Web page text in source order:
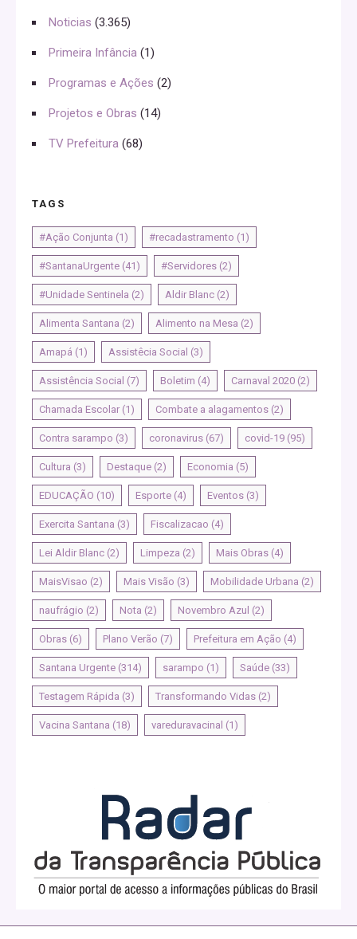
Noticias (3.365)
Primeira Infância (1)
Programas e Ações (2)
Projetos e Obras (14)
TV Prefeitura (68)
TAGS
#Ação Conjunta (1) #recadastramento (1)
#SantanaUrgente (41) #Servidores (2)
#Unidade Sentinela (2) Aldir Blanc (2)
Alimenta Santana (2) Alimento na Mesa (2)
Amapá (1) Assistêcia Social (3)
Assistência Social (7) Boletim (4) Carnaval 2020 (2)
Chamada Escolar (1) Combate a alagamentos (2)
Contra sarampo (3) coronavirus (67) covid-19 (95)
Cultura (3) Destaque (2) Economia (5)
EDUCAÇÃO (10) Esporte (4) Eventos (3)
Exercita Santana (3) Fiscalizacao (4)
Lei Aldir Blanc (2) Limpeza (2) Mais Obras (4)
MaisVisao (2) Mais Visão (3) Mobilidade Urbana (2)
naufrágio (2) Nota (2) Novembro Azul (2)
Obras (6) Plano Verão (7) Prefeitura em Ação (4)
Santana Urgente (314) sarampo (1) Saúde (33)
Testagem Rápida (3) Transformando Vidas (2)
Vacina Santana (18) vareduravacinal (1)